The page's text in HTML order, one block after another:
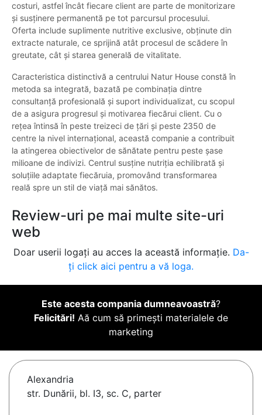
costuri, astfel încât fiecare client are parte de monitorizare
și susținere permanentă pe tot parcursul procesului.
Oferta include suplimente nutritive exclusive, obținute din
extracte naturale, ce sprijină atât procesul de scădere în
greutate, cât și starea generală de vitalitate.
Caracteristica distinctivă a centrului Natur House constă în
metoda sa integrată, bazată pe combinația dintre
consultanță profesională și suport individualizat, cu scopul
de a asigura progresul și motivarea fiecărui client. Cu o
rețea întinsă în peste treizeci de țări și peste 2350 de
centre la nivel internațional, această companie a contribuit
la atingerea obiectivelor de sănătate pentru peste șase
milioane de indivizi. Centrul susține nutriția echilibrată și
soluțiile adaptate fiecăruia, promovând transformarea
reală spre un stil de viață mai sănătos.
Review-uri pe mai multe site-uri
web
Doar userii logați au acces la această informație. Da-
ți click aici pentru a vă loga.
Este acesta compania dumneavoastră?
Felicitări! Aă cum să primești materialele de
marketing
Alexandria
str. Dunării, bl. I3, sc. C, parter